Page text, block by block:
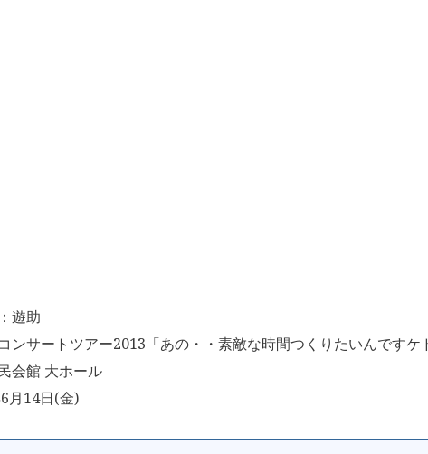
遊助
ンサートツアー2013「あの・・素敵な時間つくりたいんですケ
会館 大ホール
月14日(金)